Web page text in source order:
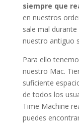
siempre que
en nuestros
sale mal
nuestro antiguo
Para ello
nuestro Mac.
suficiente
de todos los
Time Machine
puedes